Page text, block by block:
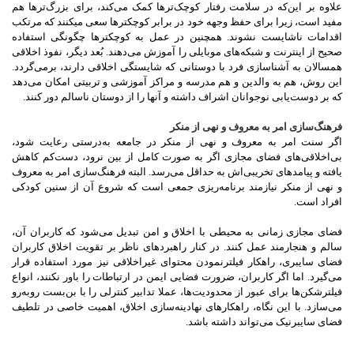
علاوه بر این‌که در سلامت رفتار کوچک‌ترها کمک می‌کند، برای‏ بزرگ‌ترها هم
مفید است، زیرا برای حفظ وجهه خود در برابر کوچک‏ترها سعی‏ می‏کنند که مرتکب
اقدامات ناشایست نشوند. همچنین در عمل به کوچک‏ترها چگونگی استفاده
صحیح از اینترنت و شبکه‌های موبایلی را ‏آموزش می‌دهند. بُعد دیگر، نفوذ اخلاقی
همسالان به آشناسازی فرد با دوستانی که شایستگی اخلاقی دارند، برمی‌گردد.
این روش، هم به والدین و هم مدرسه و مراکز آموزشی و تربیتی امکان می‌دهد
که بر دوست‌یابی نوجوانان اشراف داشته و آنها را از دوستان ناسالم دور کنند.
فرهنگ‌سازی امر به معروف و نهی از منکر
اگر سنت امر به معروف و نهی از منکر در جامعه به‌درستی رعایت شود،
بی‌اخلاقی‌های فضای مجازی اگر به صورت کامل از بین نرود، دست‌کم کاهش
یافته و پیامدهای تخریبی‌اش به حداقل می‌رسد. البته فرهنگ‌سازی امر به معروف
و نهی از منکر نیازمند برنامه‌ریزی جمعی است که شروع آن از سنین کودکی
افراد است.
فضای مجازی زمانی به محیطی با اخلاق و امن تبدیل می‌شود که کاربران آن،
سالم و هنجارمند عمل کنند. در کنار راهبردهای ناظر بر تقویت اخلاق کاربران
فضای سایبری، راهکار فیلترنمودن محتوای غیراخلاقی نیز مورد استفاده قرار
می‌گیرد. اما اگر کاربران، ضرورت فضایی ایمن در ارتباطات را باور نکنند، انواع
فیلترشکن‌ها برای عبور از محدودیت‌ها، عملا تدابیر کنترلی را با بن‌بست روبه‌رو
می‌سازد. با این نگاه، راهکارهای نهادینه‌سازی اخلاق، اهمیت خاصی در تلطیف
فضای سایبرنیک می‌تواند داشته باشد.